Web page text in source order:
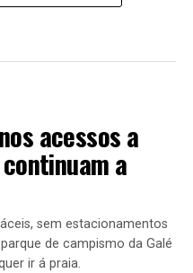
acessos a
a
sem estacionamentos
de campismo da Galé
ir á praia.